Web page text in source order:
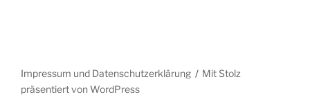
Impressum und Datenschutzerklärung
Mit Stolz
präsentiert von WordPress